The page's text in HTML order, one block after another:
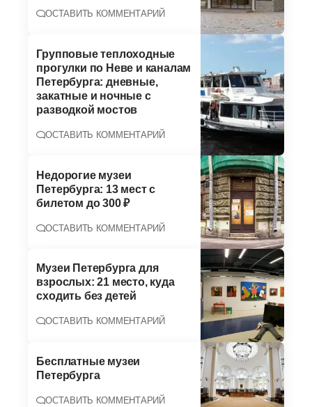
ОСТАВИТЬ КОММЕНТАРИЙ
Групповые теплоходные
прогулки по Неве и каналам
Петербурга: дневные,
закатные и ночные с
разводкой мостов
ОСТАВИТЬ КОММЕНТАРИЙ
Недорогие музеи
Петербурга: 13 мест с
билетом до 300 ₽
ОСТАВИТЬ КОММЕНТАРИЙ
Музеи Петербурга для
взрослых: 21 место, куда
сходить без детей
ОСТАВИТЬ КОММЕНТАРИЙ
Бесплатные музеи
Петербурга
ОСТАВИТЬ КОММЕНТАРИЙ